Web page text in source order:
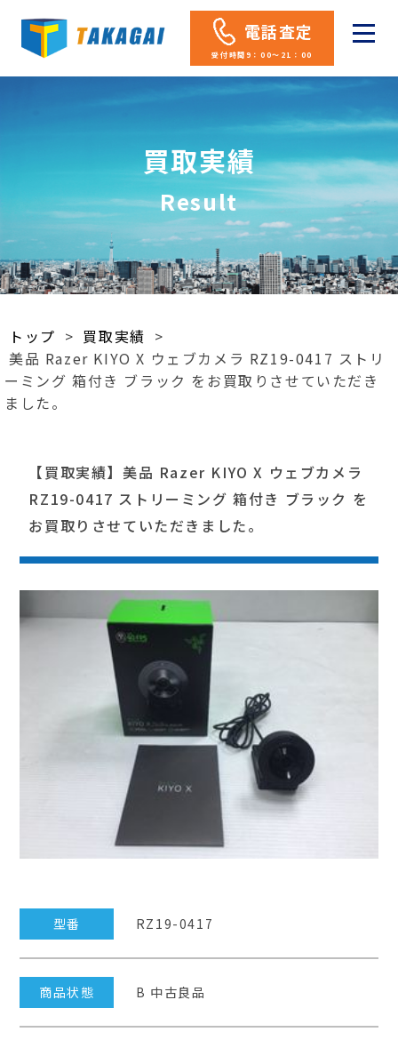
電話査定
受付時間9：00～21：00
買取実績
Result
トップ > 買取実績 >
美品 Razer KIYO X ウェブカメラ RZ19-0417 ストリ
ーミング 箱付き ブラック をお買取りさせていただき
ました。
【買取実績】美品 Razer KIYO X ウェブカメラ
RZ19-0417 ストリーミング 箱付き ブラック を
お買取りさせていただきました。
型番 RZ19-0417
商品状態 B 中古良品